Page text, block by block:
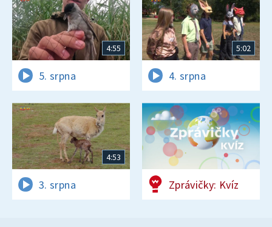
4:55
5. srpna
5:02
4. srpna
4:53
3. srpna Zprávičky: Kvíz